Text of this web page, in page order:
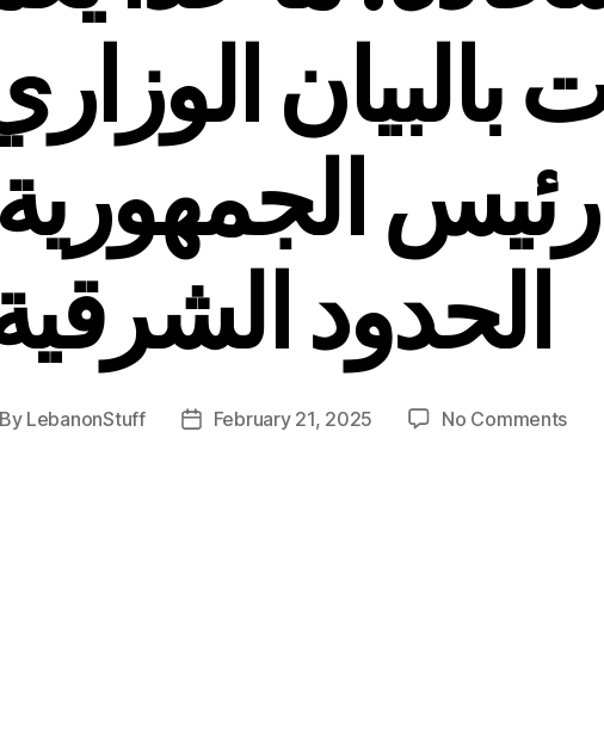
بالبيان
الحدود
By LebanonStuff
PostFebruary 21, 2025 No Commentson